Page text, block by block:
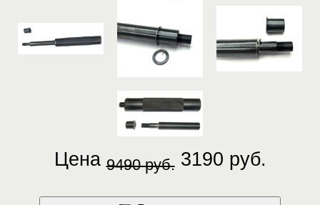
Цена 9490 руб. 3190 руб.